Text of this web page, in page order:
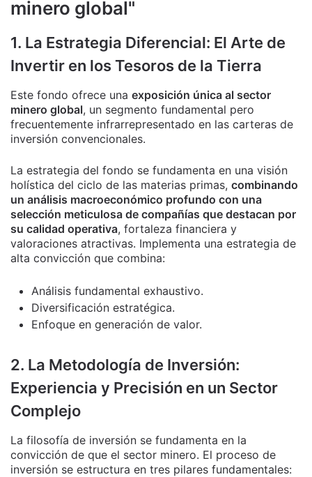
minero global"
1. La Estrategia Diferencial: El Arte de
Invertir en los Tesoros de la Tierra
Este fondo ofrece una exposición única al sector
minero global, un segmento fundamental pero
frecuentemente infrarrepresentado en las carteras de
inversión convencionales.
La estrategia del fondo se fundamenta en una visión
holística del ciclo de las materias primas, combinando
un análisis macroeconómico profundo con una
selección meticulosa de compañías que destacan por
su calidad operativa, fortaleza financiera y
valoraciones atractivas. Implementa una estrategia de
alta convicción que combina:
Análisis fundamental exhaustivo.
Diversificación estratégica.
Enfoque en generación de valor.
2. La Metodología de Inversión:
Experiencia y Precisión en un Sector
Complejo
La filosofía de inversión se fundamenta en la
convicción de que el sector minero. El proceso de
inversión se estructura en tres pilares fundamentales: